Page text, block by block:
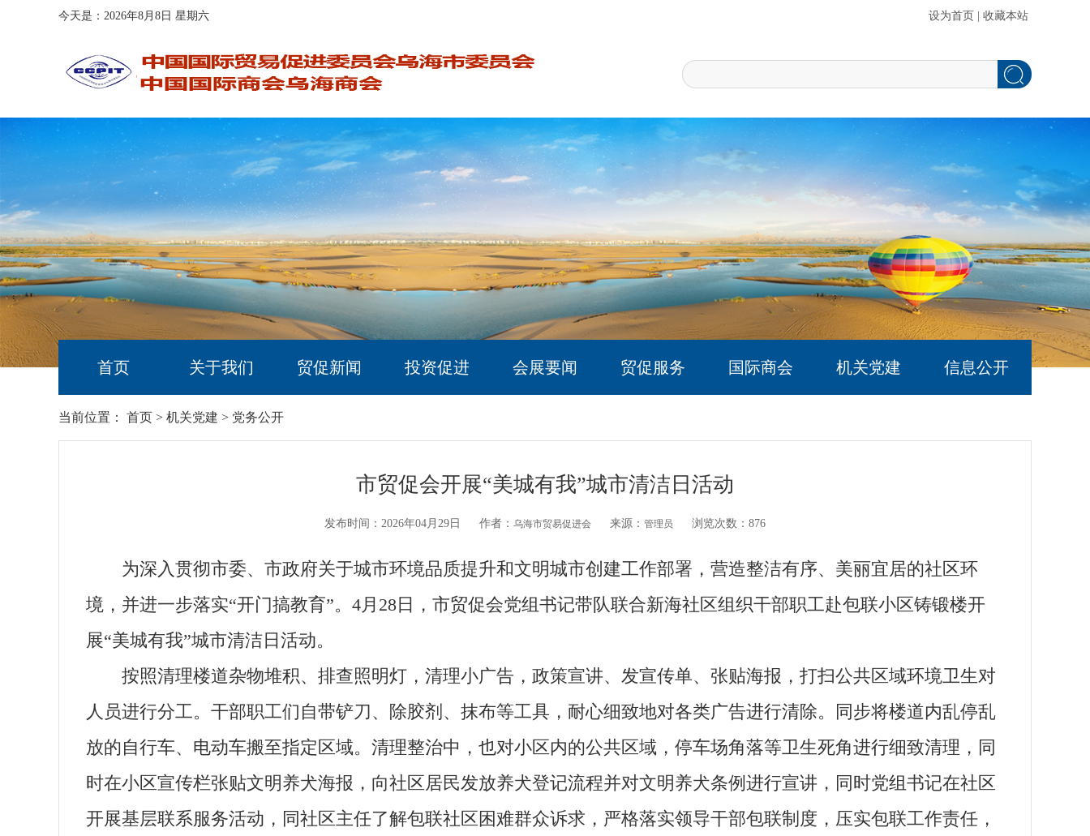
今天是：2026年8月8日 星期六 设为首页 收藏本站
首页 关于我们 贸促新闻 投资促进 会展要闻 贸促服务 国际商会 机关党建 信息公开
当前位置： 首页 > 机关党建 > 党务公开
市贸促会开展“美城有我”城市清洁日活动
发布时间：2026年04月29日 作者： 乌海市贸易促进会 来源： 管理员 浏览次数： 876
为深入贯彻市委、市政府关于城市环境品质提升和文明城市创建工作部署，营造整洁有序、美丽宜居的社区环
境，并进一步落实“开门搞教育”。4月28日，市贸促会党组书记带队联合新海社区组织干部职工赴包联小区铸锻楼开
展“美城有我”城市清洁日活动。
按照清理楼道杂物堆积、排查照明灯，清理小广告，政策宣讲、发宣传单、张贴海报，打扫公共区域环境卫生对
人员进行分工。干部职工们自带铲刀、除胶剂、抹布等工具，耐心细致地对各类广告进行清除。同步将楼道内乱停乱
放的自行车、电动车搬至指定区域。清理整治中，也对小区内的公共区域，停车场角落等卫生死角进行细致清理，同
时在小区宣传栏张贴文明养犬海报，向社区居民发放养犬登记流程并对文明养犬条例进行宣讲，同时党组书记在社区
开展基层联系服务活动，同社区主任了解包联社区困难群众诉求，严格落实领导干部包联制度，压实包联工作责任，